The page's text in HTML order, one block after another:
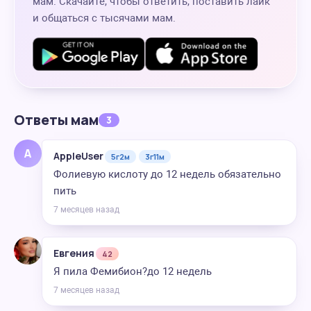
и общаться с тысячами мам.
Ответы мам 3
A AppleUser 5г2м 3г11м
Фолиевую кислоту до 12 недель обязательно
пить
7 месяцев назад
Евгения 42
Я пила Фемибион?до 12 недель
7 месяцев назад